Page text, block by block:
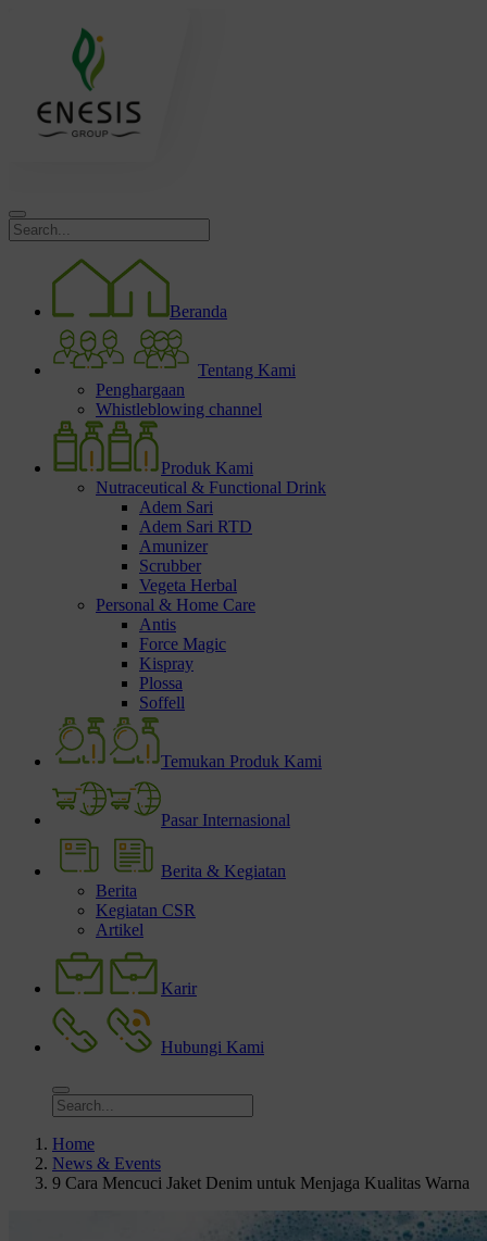
Beranda
Tentang Kami
Penghargaan
Whistleblowing channel
Produk Kami
Nutraceutical & Functional Drink
Adem Sari
Adem Sari RTD
Amunizer
Scrubber
Vegeta Herbal
Personal & Home Care
Antis
Force Magic
Kispray
Plossa
Soffell
Temukan Produk Kami
Pasar Internasional
Berita & Kegiatan
Berita
Kegiatan CSR
Artikel
Karir
Hubungi Kami
Home
News & Events
9 Cara Mencuci Jaket Denim untuk Menjaga Kualitas Warna